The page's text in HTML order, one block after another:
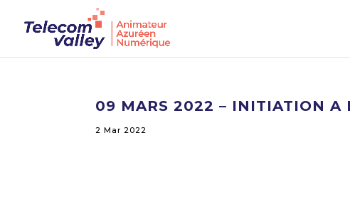
09 MARS 2022 – INITIATION A
2 Mar 2022